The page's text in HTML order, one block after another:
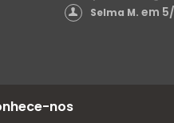
Selma M. em
nos